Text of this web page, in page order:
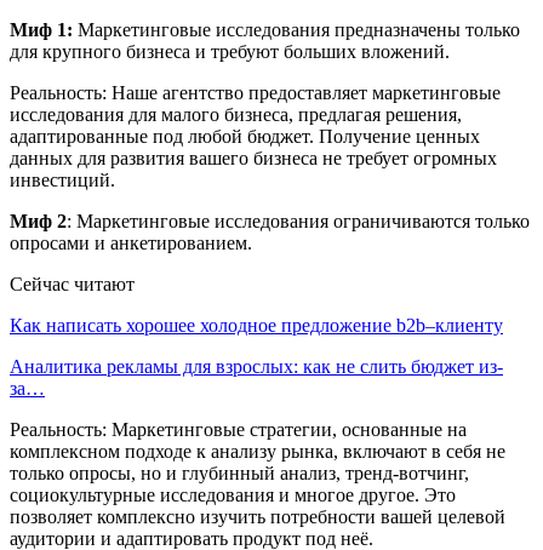
Миф 1: Маркетинговые исследования предназначены только
для крупного бизнеса и требуют больших вложений.
Реальность: Наше агентство предоставляет маркетинговые
исследования для малого бизнеса, предлагая решения,
адаптированные под любой бюджет. Получение ценных
данных для развития вашего бизнеса не требует огромных
инвестиций.
Миф 2: Маркетинговые исследования ограничиваются только
опросами и анкетированием.
Сейчас читают
Как написать хорошее холодное предложение b2b–клиенту
Аналитика рекламы для взрослых: как не слить бюджет из-
за…
Реальность: Маркетинговые стратегии, основанные на
комплексном подходе к анализу рынка, включают в себя не
только опросы, но и глубинный анализ, тренд-вотчинг,
социокультурные исследования и многое другое. Это
позволяет комплексно изучить потребности вашей целевой
аудитории и адаптировать продукт под неё.